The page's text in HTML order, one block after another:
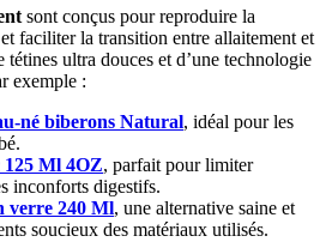
sont conçus pour reproduire la
faciliter la transition entre allaitement et
ultra douces et d’une technologie
exemple :
né biberons Natural, idéal pour les
Ml 4OZ, parfait pour limiter
inconforts digestifs.
verre 240 Ml, une alternative saine et
soucieux des matériaux utilisés.